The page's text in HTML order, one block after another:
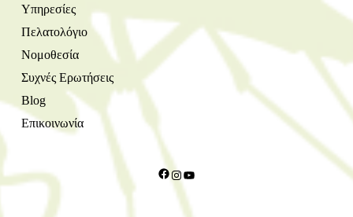
Υπηρεσίες
Πελατολόγιο
Νομοθεσία
Συχνές Ερωτήσεις
Blog
Επικοινωνία
Facebook